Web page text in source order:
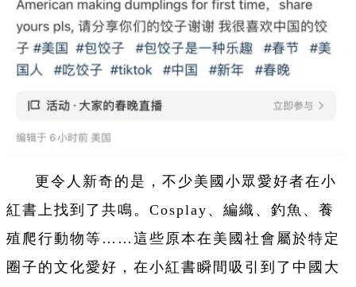
更令人新奇的是，不少美國小眾愛好者在小
紅書上找到了共鳴。Cosplay、編織、釣魚、養
殖爬行動物等……這些原本在美國社會屬於特定
圈子的文化愛好，在小紅書瞬間吸引到了中國大